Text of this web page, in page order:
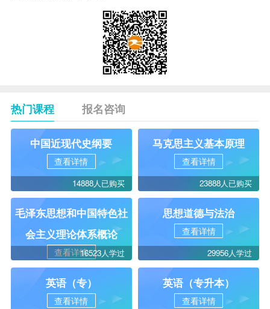
热门课程 报名咨询
中国近现代史纲要
查看详情
14888人已购买
马克思主义基本原理
查看详情
23888人已购买
毛泽东思想和中国特色社
会主义理论体系概论
查看详情16523人学过
思想道德与法治
查看详情
29956人学过
英语（专）
查看详情
英语（专升本）
查看详情